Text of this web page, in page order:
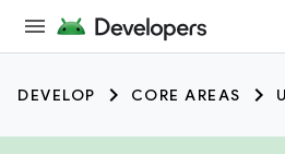
DEVELOP CORE AREAS